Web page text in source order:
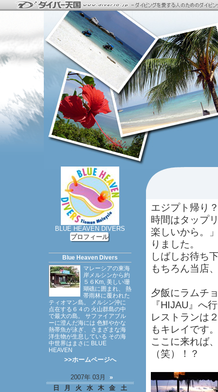
エジプト帰り
時間はタップ
楽しいから。
りました。
しばしお待ち
もちろん当店
夕飯にラムチ
『HIJAU』へ
レストランは
もキレイです
ここに来れば
（笑）！？
BLUE HEAVEN DIVERS
プロフィール
Blue Heaven Divers
マレーシアの東海
岸メルシンから約
５６Km, 美しい珊
瑚礁に囲まれ、 熱
帯雨林に覆われた
ティオマン島。 メルシン沖に
点在する６４の 火山群島の中
で最大の島。 サファイアブル
ーに澄んだ海には 色鮮やかな
熱帯魚が泳ぎ、 さまざまな海
洋生物が生息している その海
中世界はまさに BLUE
HEAVEN
>>ホームページへ
2007年 03月 »
日
月 火 水 木 金
土